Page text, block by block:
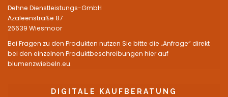
Dehne Dienstleistungs-GmbH
Azaleenstraße 87
26639 Wiesmoor
Bei Fragen zu den Produkten nutzen Sie bitte die „Anfrage“ direkt
bei den einzelnen Produktbeschreibungen hier auf
blumenzwiebeln.eu.
DIGITALE KAUFBERATUNG